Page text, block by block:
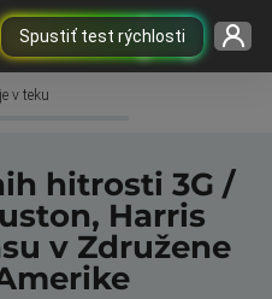
Spustiť test rýchlosti
v teku
hitrosti 3G /
Harris
v Združene